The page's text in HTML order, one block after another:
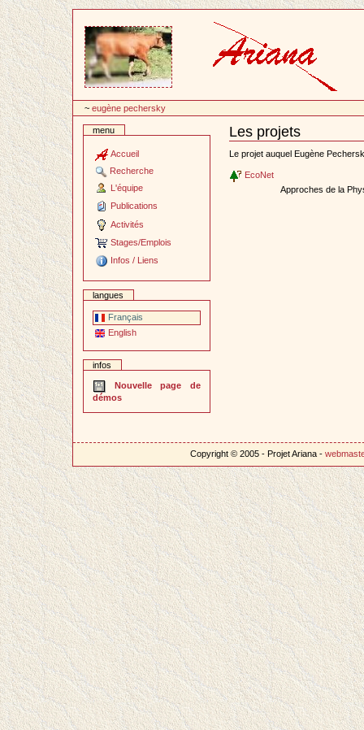
contenu
~eugène pechersky
menu
Accueil
Recherche
L'équipe
Publications
Activités
Stages/Emplois
Infos / Liens
langues
Français
English
infos
Nouvelle page de
démos
Les projets
Document
Actions
Le projet auquel Eugène
EcoNet
Approches de la
Copyright © 2005 - Projet Ariana -